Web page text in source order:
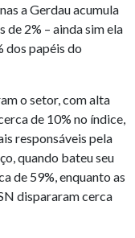
a Gerdau acumula
de 2% – ainda sim ela
dos papéis do
o setor, com alta
de 10% no índice,
responsáveis pela
quando bateu seu
de 59%, enquanto as
dispararam cerca